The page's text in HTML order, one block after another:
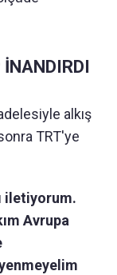
İNANDIRDI
alkış
TRT'ye
iletiyorum.
Avrupa